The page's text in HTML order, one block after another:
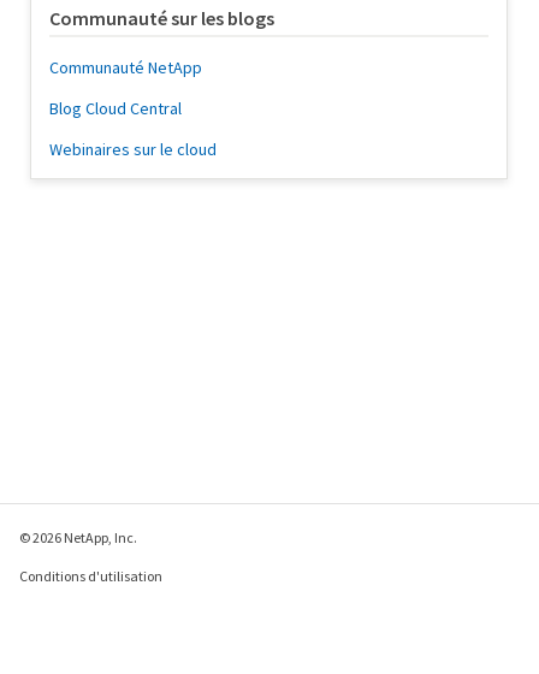
Communauté sur les blogs
Communauté NetApp
Blog Cloud Central
Webinaires sur le cloud
© 2026 NetApp, Inc.
Conditions d'utilisation